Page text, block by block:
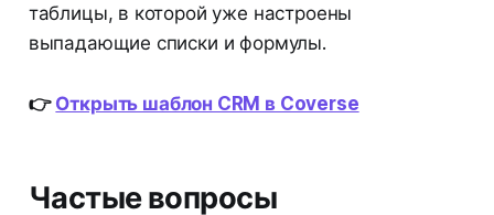
таблицы, в которой уже настроены
выпадающие списки и формулы.
👉 Открыть шаблон CRM в Coverse
Частые вопросы